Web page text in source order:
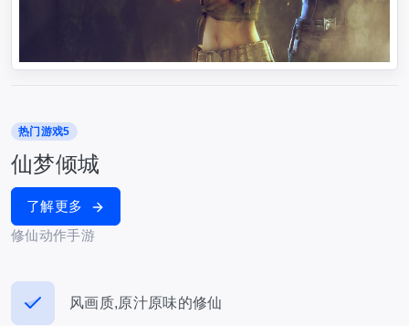
热门游戏5
仙梦倾城
了解更多
修仙动作手游
风画质,原汁原味的修仙